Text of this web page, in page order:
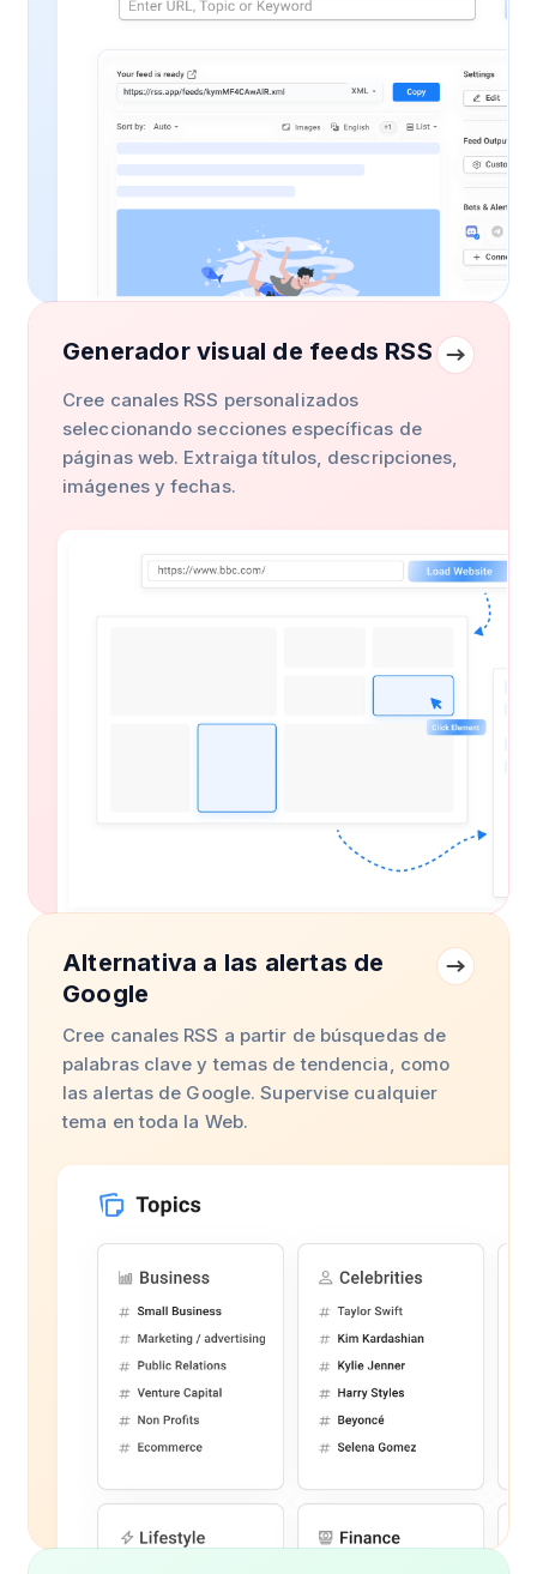
Generador visual de feeds RSS
Cree canales RSS personalizados
seleccionando secciones específicas de
páginas web. Extraiga títulos, descripciones,
imágenes y fechas.
Alternativa a las alertas de
Google
Cree canales RSS a partir de búsquedas de
palabras clave y temas de tendencia, como
las alertas de Google. Supervise cualquier
tema en toda la Web.